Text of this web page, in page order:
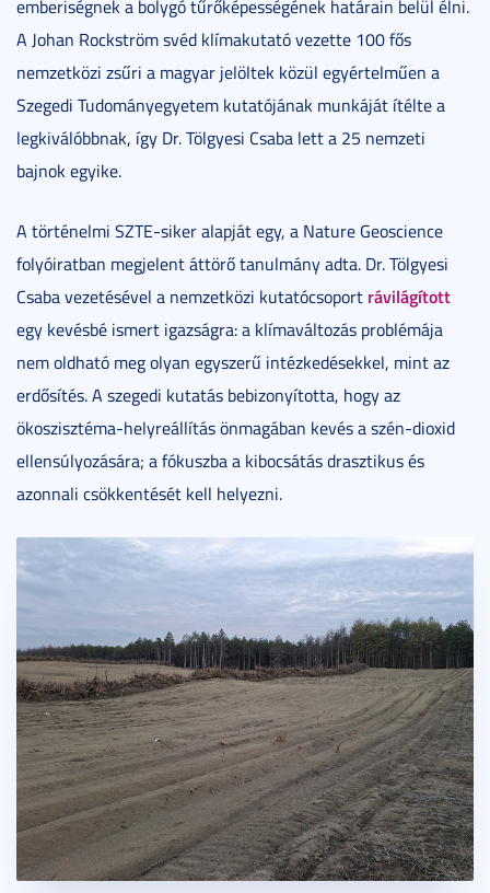
emberiségnek a bolygó tűrőképességének határain belül élni.
A Johan Rockström svéd klímakutató vezette 100 fős
nemzetközi zsűri a magyar jelöltek közül egyértelműen a
Szegedi Tudományegyetem kutatójának munkáját ítélte a
legkiválóbbnak, így Dr. Tölgyesi Csaba lett a 25 nemzeti
bajnok egyike.
A történelmi SZTE-siker alapját egy, a Nature Geoscience
folyóiratban megjelent áttörő tanulmány adta. Dr. Tölgyesi
Csaba vezetésével a nemzetközi kutatócsoport rávilágított
egy kevésbé ismert igazságra: a klímaváltozás problémája
nem oldható meg olyan egyszerű intézkedésekkel, mint az
erdősítés. A szegedi kutatás bebizonyította, hogy az
ökoszisztéma-helyreállítás önmagában kevés a szén-dioxid
ellensúlyozására; a fókuszba a kibocsátás drasztikus és
azonnali csökkentését kell helyezni.